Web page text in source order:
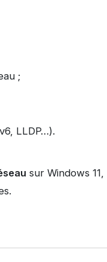
;
LLDP…).
sur Windows